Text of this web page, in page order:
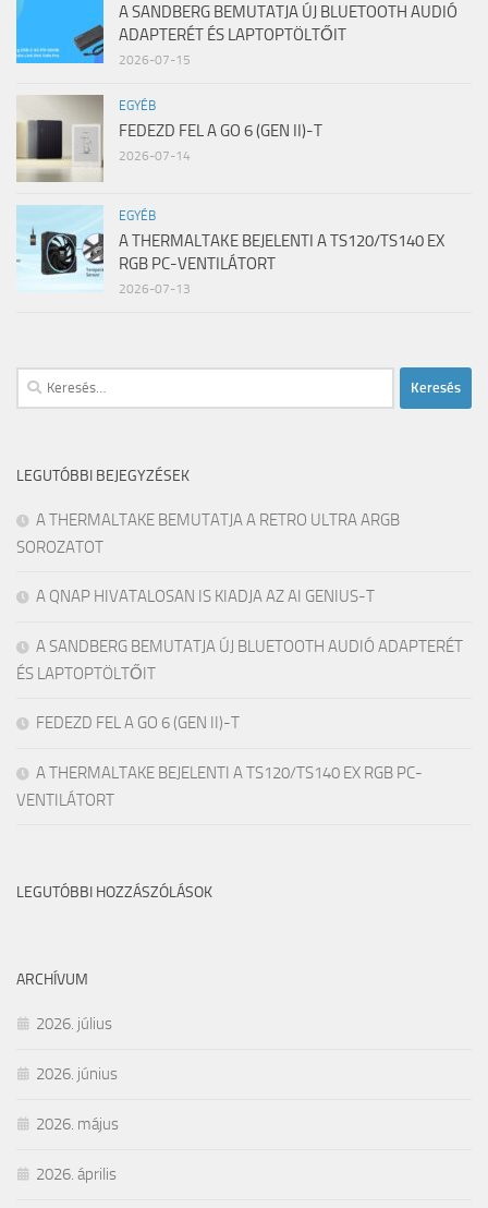
A SANDBERG BEMUTATJA ÚJ BLUETOOTH AUDIÓ
ADAPTERÉT ÉS LAPTOPTÖLTŐIT
2026-07-15
EGYÉB
FEDEZD FEL A GO 6 (GEN II)-T
2026-07-14
EGYÉB
A THERMALTAKE BEJELENTI A TS120/TS140 EX
RGB PC-VENTILÁTORT
2026-07-13
Keresés:
LEGUTÓBBI BEJEGYZÉSEK
A THERMALTAKE BEMUTATJA A RETRO ULTRA ARGB
SOROZATOT
A QNAP HIVATALOSAN IS KIADJA AZ AI GENIUS-T
A SANDBERG BEMUTATJA ÚJ BLUETOOTH AUDIÓ ADAPTERÉT
ÉS LAPTOPTÖLTŐIT
FEDEZD FEL A GO 6 (GEN II)-T
A THERMALTAKE BEJELENTI A TS120/TS140 EX RGB PC-
VENTILÁTORT
LEGUTÓBBI HOZZÁSZÓLÁSOK
ARCHÍVUM
2026. július
2026. június
2026. május
2026. április